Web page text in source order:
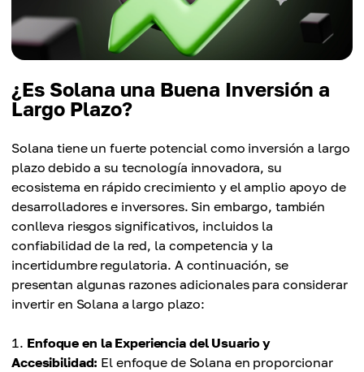
¿Es Solana una Buena Inversión a
Largo Plazo?
Solana tiene un fuerte potencial como inversión a largo
plazo debido a su tecnología innovadora, su
ecosistema en rápido crecimiento y el amplio apoyo de
desarrolladores e inversores. Sin embargo, también
conlleva riesgos significativos, incluidos la
confiabilidad de la red, la competencia y la
incertidumbre regulatoria. A continuación, se
presentan algunas razones adicionales para considerar
invertir en Solana a largo plazo:
Enfoque en la Experiencia del Usuario y
Accesibilidad: El enfoque de Solana en proporcionar